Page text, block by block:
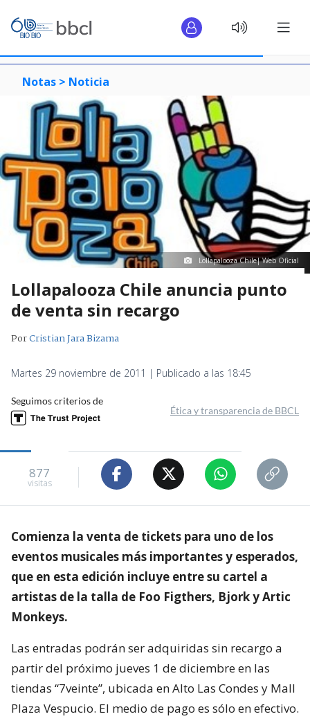
Notas > Noticia
Lollapalooza Chile| Web Oficial
Lollapalooza Chile anuncia punto
de venta sin recargo
PorCristian Jara Bizama
Martes 29 noviembre de 2011 | Publicado a las 18:45
Seguimos criterios de
Ética y transparencia de BBCL
877
visitas
Comienza la venta de tickets para uno de los
eventos musicales más importantes y esperados,
que en esta edición incluye entre su cartel a
artistas de la talla de Foo Figthers, Bjork y Artic
Monkeys.
Las entradas podrán ser adquiridas sin recargo a
partir del próximo jueves 1 de diciembre en las
tiendas “7veinte”, ubicada en Alto Las Condes y Mall
Plaza Vespucio. El medio de pago es sólo en efectivo.